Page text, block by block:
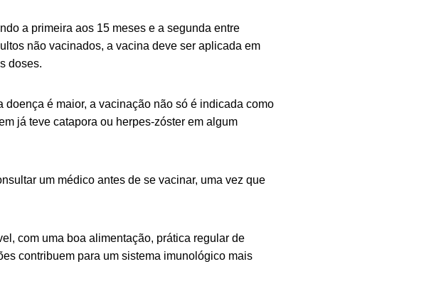
a primeira aos 15 meses e a segunda entre
não vacinados, a vacina deve ser aplicada em
doses.
é maior, a vacinação não só é indicada como
já teve catapora ou herpes-zóster em algum
um médico antes de se vacinar, uma vez que
com uma boa alimentação, prática regular de
contribuem para um sistema imunológico mais